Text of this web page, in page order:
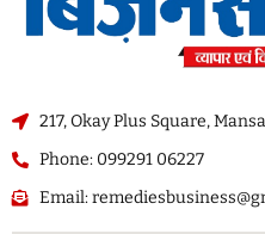
217, Okay Plus Square,
Phone: 099291 06227
Email: